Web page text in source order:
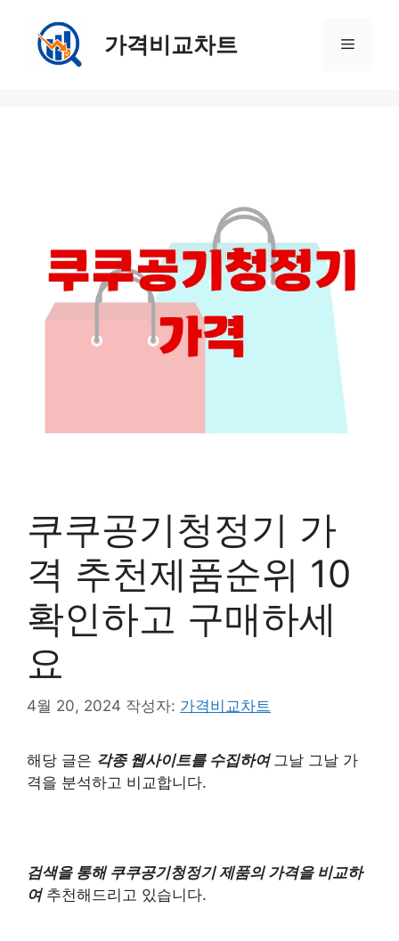
가격비교차트 메
쿠쿠공기청정기 가
격 추천제품순위 10
확인하고 구매하세
요
4월 20, 2024 작성자: 가격비교차트
해당 글은 각종 웹사이트를 수집하여 그날 그날 가
격을 분석하고 비교합니다.
검색을 통해 쿠쿠공기청정기 제품의 가격을 비교하
여추천해드리고 있습니다.